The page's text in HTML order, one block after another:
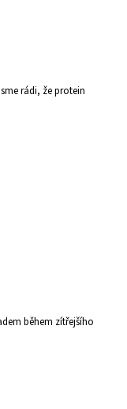
rádi, že protein
během zítřejšího